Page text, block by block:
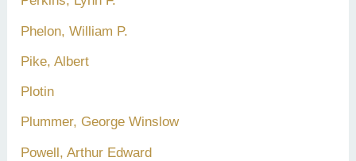
Phelon, William P.
Pike, Albert
Plotin
Plummer, George Winslow
Powell, Arthur Edward